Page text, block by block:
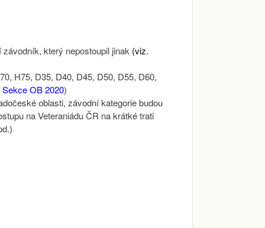
který nepostoupil jinak (viz.
H75, D35, D40, D45, D50, D55, D60,
OB 2020)
oblasti, závodní kategorie budou
na Veteraniádu ČR na krátké trati